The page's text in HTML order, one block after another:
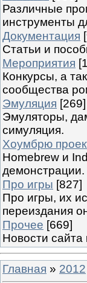
Различные
инструменты
Документация
Статьи и
Мероприятия
Конкурсы, а
сообщества
Эмуляция [269]
Эмуляторы,
симуляция.
Хоумбрю
Homebrew и
демонстрации.
Про игры [827]
Про игры, их
переиздания
Прочее [669]
Новости сайта
Главная » 2012